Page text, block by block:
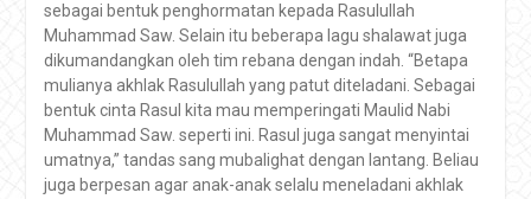
sebagai bentuk penghormatan kepada Rasulullah
Muhammad Saw. Selain itu beberapa lagu shalawat juga
dikumandangkan oleh tim rebana dengan indah. “Betapa
mulianya akhlak Rasulullah yang patut diteladani. Sebagai
bentuk cinta Rasul kita mau memperingati Maulid Nabi
Muhammad Saw. seperti ini. Rasul juga sangat menyintai
umatnya,” tandas sang mubalighat dengan lantang. Beliau
juga berpesan agar anak-anak selalu meneladani akhlak